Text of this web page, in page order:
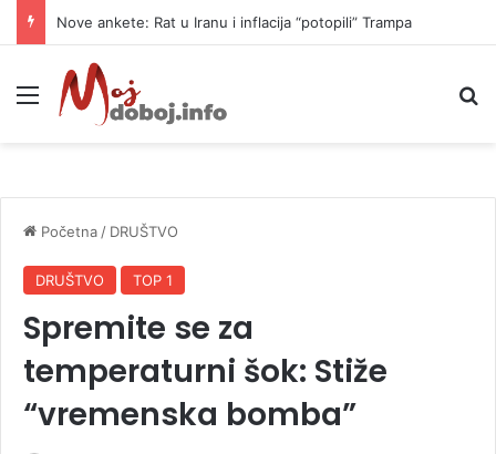
Nove ankete: Rat u Iranu i inflacija “potopili” Trampa
Meni
Početna / DRUŠTVO
DRUŠTVO TOP 1
Spremite se za
temperaturni šok: Stiže
“vremenska bomba”